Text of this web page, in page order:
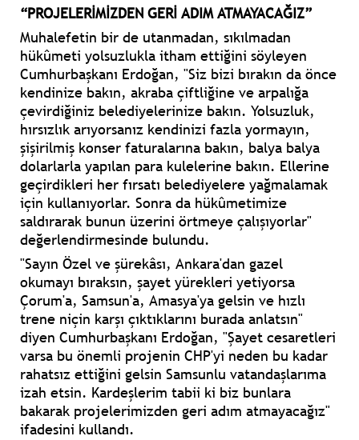
“PROJELERİMİZDEN GERİ ADIM ATMAYACAĞIZ”
Muhalefetin bir de utanmadan, sıkılmadan
hükûmeti yolsuzlukla itham ettiğini söyleyen
Cumhurbaşkanı Erdoğan, "Siz bizi bırakın da önce
kendinize bakın, akraba çiftliğine ve arpalığa
çevirdiğiniz belediyelerinize bakın. Yolsuzluk,
hırsızlık arıyorsanız kendinizi fazla yormayın,
şişirilmiş konser faturalarına bakın, balya balya
dolarlarla yapılan para kulelerine bakın. Ellerine
geçirdikleri her fırsatı belediyelere yağmalamak
için kullanıyorlar. Sonra da hükûmetimize
saldırarak bunun üzerini örtmeye çalışıyorlar"
değerlendirmesinde bulundu.
"Sayın Özel ve şürekâsı, Ankara'dan gazel
okumayı bıraksın, şayet yürekleri yetiyorsa
Çorum'a, Samsun'a, Amasya'ya gelsin ve hızlı
trene niçin karşı çıktıklarını burada anlatsın"
diyen Cumhurbaşkanı Erdoğan, "Şayet cesaretleri
varsa bu önemli projenin CHP'yi neden bu kadar
rahatsız ettiğini gelsin Samsunlu vatandaşlarıma
izah etsin. Kardeşlerim tabii ki biz bunlara
bakarak projelerimizden geri adım atmayacağız"
ifadesini kullandı.